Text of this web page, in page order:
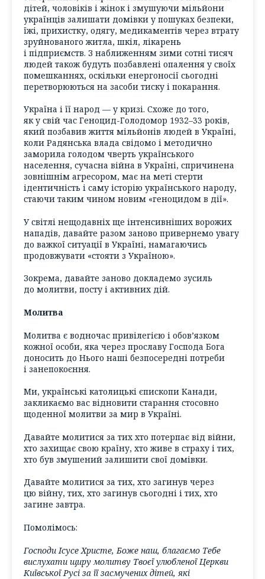
дітей, чоловіків і жінок і змушуючи мільйони
українців залишати домівки у пошуках безпеки,
їжі, прихистку, одягу, медикаментів через втрату
зруйнованого житла, шкіл, лікарень
і підприємств. З наближенням зими сотні тисяч
людей також будуть позбавлені опалення у своїх
помешканнях, оскільки енергоносії сьогодні
перетворюються на засоби тиску і покарання.
Україна і її народ — у кризі. Схоже до того,
як у свій час Геноцид-Голодомор 1932–33 років,
який позбавив життя мільйонів людей в Україні,
коли Радянська влада свідомо і методично
заморила голодом чверть українського
населення, сучасна війна в Україні, спричинена
зовнішнім агресором, має на меті стерти
ідентичність і саму історію українського народу,
стаючи таким чином новим «геноцидом в дії».
У світлі нещодавніх ще інтенсивніших ворожих
нападів, давайте разом заново привернемо увагу
до важкої ситуації в Україні, намагаючись
продовжувати «стояти з Україною».
Зокрема, давайте заново докладемо зусиль
до молитви, посту і активних дій.
Молитва
Молитва є водночас привілегією і обов’язком
кожної особи, яка через прославу Господа Бога
доносить до Нього наші безпосередні потреби
і занепокоєння.
Ми, українські католицькі єпископи Канади,
закликаємо вас відновити старання стосовно
щоденної молитви за мир в Україні.
Давайте молитися за тих хто потерпає від війни,
хто захищає свою країну, хто живе в страху і тих,
хто був змушений залишити свої домівки.
Давайте молитися за тих, хто загинув через
цю війну, тих, хто загинув сьогодні і тих, хто
загине завтра.
Помолімось:
Господи Ісусе Христе, Боже наш, благаємо Тебе
вислухати щиру молитву Твоєї улюбленої Церкви
Київської Русі за її засмучених дітей, які